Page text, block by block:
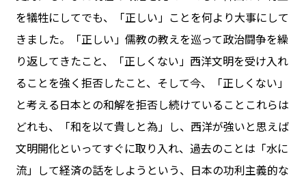
を犠牲にしてでも、「正しい」ことを何より大事にして
きました。「正しい」儒教の教えを巡って政治闘争を繰
り返してきたこと、「正しくない」西洋文明を受け入れ
ることを強く拒否したこと、そして今、「正しくない」
と考える日本との和解を拒否し続けていること――これらは
どれも、「和を以て貴しと為」し、西洋が強いと思えば
文明開化といってすぐに取り入れ、過去のことは「水に
流」して経済の話をしようという、日本の功利主義的な